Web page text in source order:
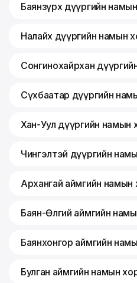
Баянзүрх дүүргийн
Налайх дүүргийн намын
Сонгинохайрхан
Сүхбаатар дүүргийн
Хан-Уул дүүргийн намын
Чингэлтэй дүүргийн
Архангай аймгийн намын
Баян-Өлгий аймгийн
Баянхонгор аймгийн
Булган аймгийн намын